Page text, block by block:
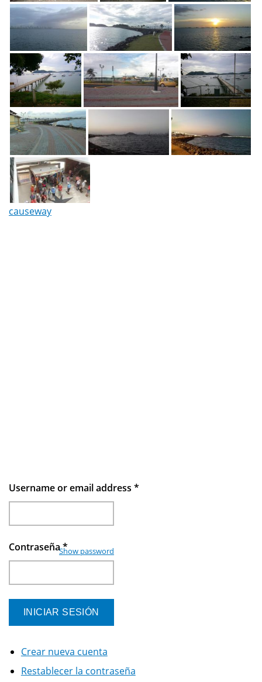
causeway
Username or email address *
Contraseña*
Show password
Crear nueva cuenta
Restablecer la contraseña